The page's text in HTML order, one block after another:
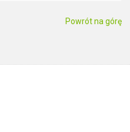
Powrót na górę